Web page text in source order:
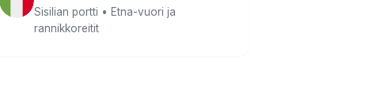
Sisilian portti • Etna-vuori ja
rannikkoreitit